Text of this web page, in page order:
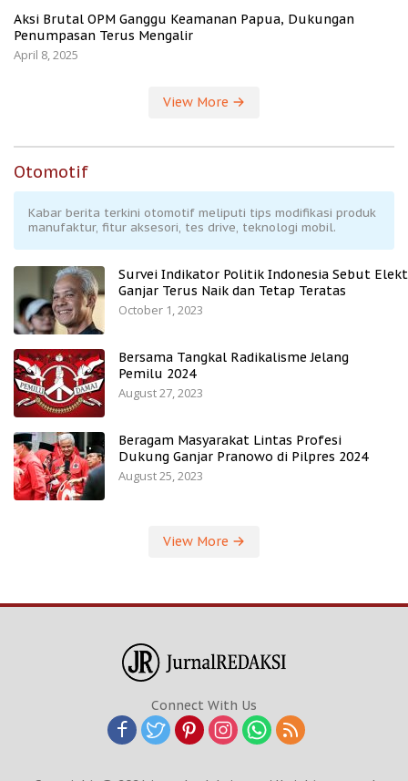
Aksi Brutal OPM Ganggu Keamanan Papua, Dukungan
Penumpasan Terus Mengalir
April 8, 2025
View More
Otomotif
Kabar berita terkini otomotif meliputi tips modifikasi produk
manufaktur, fitur aksesori, tes drive, teknologi mobil.
Survei Indikator Politik Indonesia Sebut
Ganjar Terus Naik dan Tetap Teratas
October 1, 2023
Bersama Tangkal Radikalisme Jelang
Pemilu 2024
August 27, 2023
Beragam Masyarakat Lintas Profesi
Dukung Ganjar Pranowo di Pilpres 2024
August 25, 2023
View More
Connect With Us